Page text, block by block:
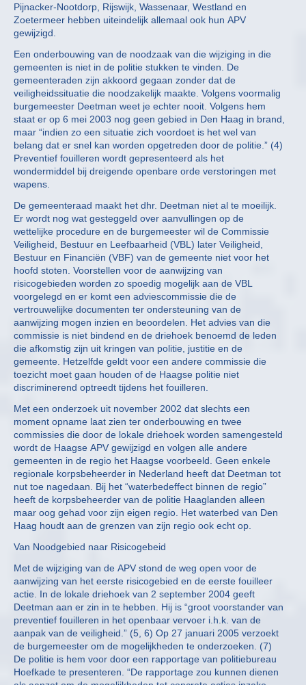
Pijnacker-Nootdorp, Rijswijk, Wassenaar, Westland en
Zoetermeer hebben uiteindelijk allemaal ook hun APV
gewijzigd.
Een onderbouwing van de noodzaak van die wijziging in die
gemeenten is niet in de politie stukken te vinden. De
gemeenteraden zijn akkoord gegaan zonder dat de
veiligheidssituatie die noodzakelijk maakte. Volgens voormalig
burgemeester Deetman weet je echter nooit. Volgens hem
staat er op 6 mei 2003 nog geen gebied in Den Haag in brand,
maar “indien zo een situatie zich voordoet is het wel van
belang dat er snel kan worden opgetreden door de politie.” (4)
Preventief fouilleren wordt gepresenteerd als het
wondermiddel bij dreigende openbare orde verstoringen met
wapens.
De gemeenteraad maakt het dhr. Deetman niet al te moeilijk.
Er wordt nog wat gesteggeld over aanvullingen op de
wettelijke procedure en de burgemeester wil de Commissie
Veiligheid, Bestuur en Leefbaarheid (VBL) later Veiligheid,
Bestuur en Financiën (VBF) van de gemeente niet voor het
hoofd stoten. Voorstellen voor de aanwijzing van
risicogebieden worden zo spoedig mogelijk aan de VBL
voorgelegd en er komt een adviescommissie die de
vertrouwelijke documenten ter ondersteuning van de
aanwijzing mogen inzien en beoordelen. Het advies van die
commissie is niet bindend en de driehoek benoemd de leden
die afkomstig zijn uit kringen van politie, justitie en de
gemeente. Hetzelfde geldt voor een andere commissie die
toezicht moet gaan houden of de Haagse politie niet
discriminerend optreedt tijdens het fouilleren.
Met een onderzoek uit november 2002 dat slechts een
moment opname laat zien ter onderbouwing en twee
commissies die door de lokale driehoek worden samengesteld
wordt de Haagse APV gewijzigd en volgen alle andere
gemeenten in de regio het Haagse voorbeeld. Geen enkele
regionale korpsbeheerder in Nederland heeft dat Deetman tot
nut toe nagedaan. Bij het “waterbedeffect binnen de regio”
heeft de korpsbeheerder van de politie Haaglanden alleen
maar oog gehad voor zijn eigen regio. Het waterbed van Den
Haag houdt aan de grenzen van zijn regio ook echt op.
Van Noodgebied naar Risicogebeid
Met de wijziging van de APV stond de weg open voor de
aanwijzing van het eerste risicogebied en de eerste fouilleer
actie. In de lokale driehoek van 2 september 2004 geeft
Deetman aan er zin in te hebben. Hij is “groot voorstander van
preventief fouilleren in het openbaar vervoer i.h.k. van de
aanpak van de veiligheid.” (5, 6) Op 27 januari 2005 verzoekt
de burgemeester om de mogelijkheden te onderzoeken. (7)
De politie is hem voor door een rapportage van politiebureau
Hoefkade te presenteren. “De rapportage zou kunnen dienen